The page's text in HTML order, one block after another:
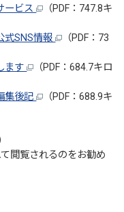
ービス
（PDF：747.8キ
式SNS情報
（PDF：73
ます
（PDF：684.7キロ
集後記
（PDF：688.9キ
閲覧されるのをお勧め